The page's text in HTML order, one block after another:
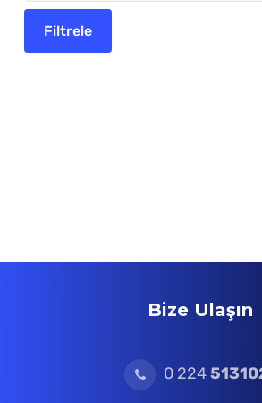
Bize Ulaşın
0 224